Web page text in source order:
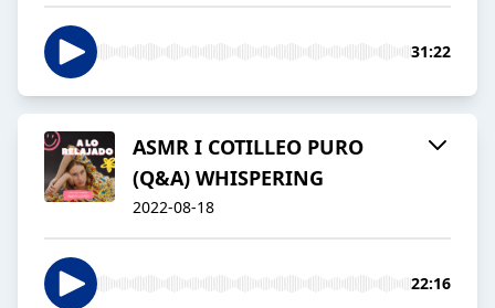
31:22
ASMR I COTILLEO PURO
(Q&A) WHISPERING
2022-08-18
22:16